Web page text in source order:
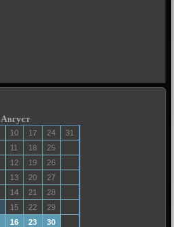
Август
10 17 24
31
11 18
25
12 19
26
13 20
27
14 21
28
15 22
29
16 23 30